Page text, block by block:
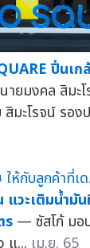
ปิ่นเ
ยมงคล สิมะโ
มะโรจน์ รอง
วะเติมน้ำมั
ร — ซัสโก้ มอ
แ... เม.ย. 65